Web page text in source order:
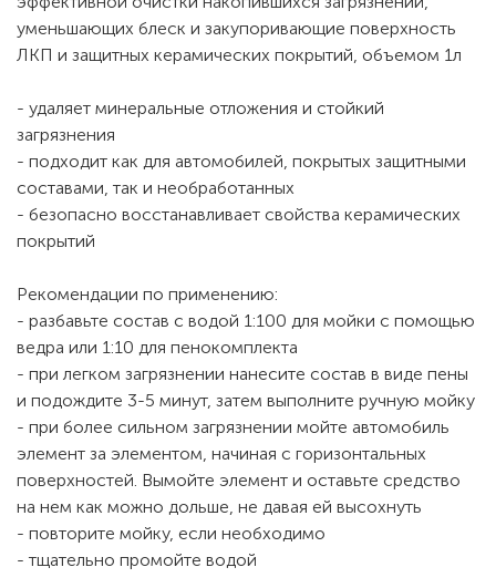
уменьшающих блеск и закупоривающие поверхность
ЛКП и защитных керамических покрытий, объемом 1л
- удаляет минеральные отложения и стойкий
загрязнения
- подходит как для автомобилей, покрытых защитными
составами, так и необработанных
- безопасно восстанавливает свойства керамических
покрытий
Рекомендации по применению:
- разбавьте состав с водой 1:100 для мойки с помощью
ведра или 1:10 для пенокомплекта
- при легком загрязнении нанесите состав в виде пены
и подождите 3-5 минут, затем выполните ручную мойку
- при более сильном загрязнении мойте автомобиль
элемент за элементом, начиная с горизонтальных
поверхностей. Вымойте элемент и оставьте средство
на нем как можно дольше, не давая ей высохнуть
- повторите мойку, если необходимо
- тщательно промойте водой